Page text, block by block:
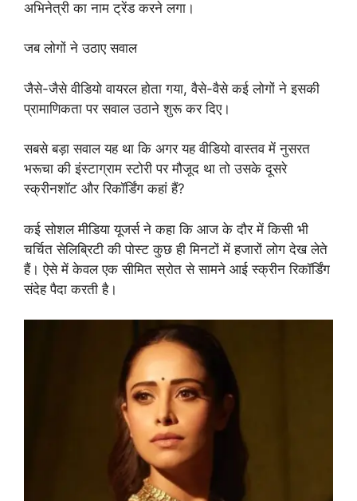
अभिनेत्री का नाम ट्रेंड करने लगा।
जब लोगों ने उठाए सवाल
जैसे-जैसे वीडियो वायरल होता गया, वैसे-वैसे कई लोगों ने इसकी
प्रामाणिकता पर सवाल उठाने शुरू कर दिए।
सबसे बड़ा सवाल यह था कि अगर यह वीडियो वास्तव में नुसरत
भरूचा की इंस्टाग्राम स्टोरी पर मौजूद था तो उसके दूसरे
स्क्रीनशॉट और रिकॉर्डिंग कहां हैं?
कई सोशल मीडिया यूजर्स ने कहा कि आज के दौर में किसी भी
चर्चित सेलिब्रिटी की पोस्ट कुछ ही मिनटों में हजारों लोग देख लेते
हैं। ऐसे में केवल एक सीमित स्रोत से सामने आई स्क्रीन रिकॉर्डिंग
संदेह पैदा करती है।